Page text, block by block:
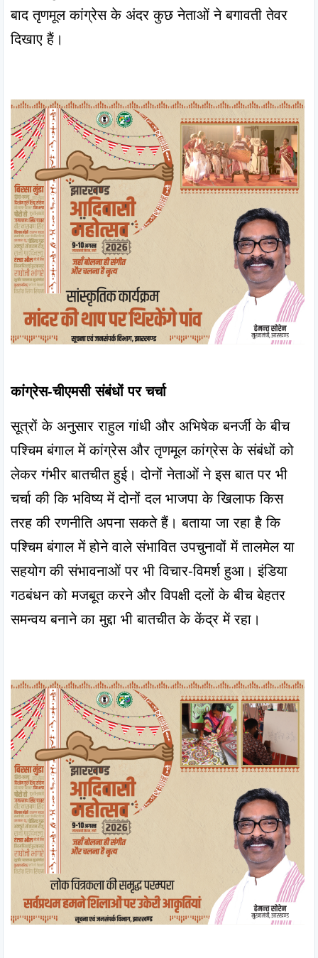
बाद तृणमूल कांग्रेस के अंदर कुछ नेताओं ने बगावती तेवर
दिखाए हैं।
कांग्रेस-चीएमसी संबंधों पर चर्चा
सूत्रों के अनुसार राहुल गांधी और अभिषेक बनर्जी के बीच
पश्चिम बंगाल में कांग्रेस और तृणमूल कांग्रेस के संबंधों को
लेकर गंभीर बातचीत हुई। दोनों नेताओं ने इस बात पर भी
चर्चा की कि भविष्य में दोनों दल भाजपा के खिलाफ किस
तरह की रणनीति अपना सकते हैं। बताया जा रहा है कि
पश्चिम बंगाल में होने वाले संभावित उपचुनावों में तालमेल या
सहयोग की संभावनाओं पर भी विचार-विमर्श हुआ। इंडिया
गठबंधन को मजबूत करने और विपक्षी दलों के बीच बेहतर
समन्वय बनाने का मुद्दा भी बातचीत के केंद्र में रहा।